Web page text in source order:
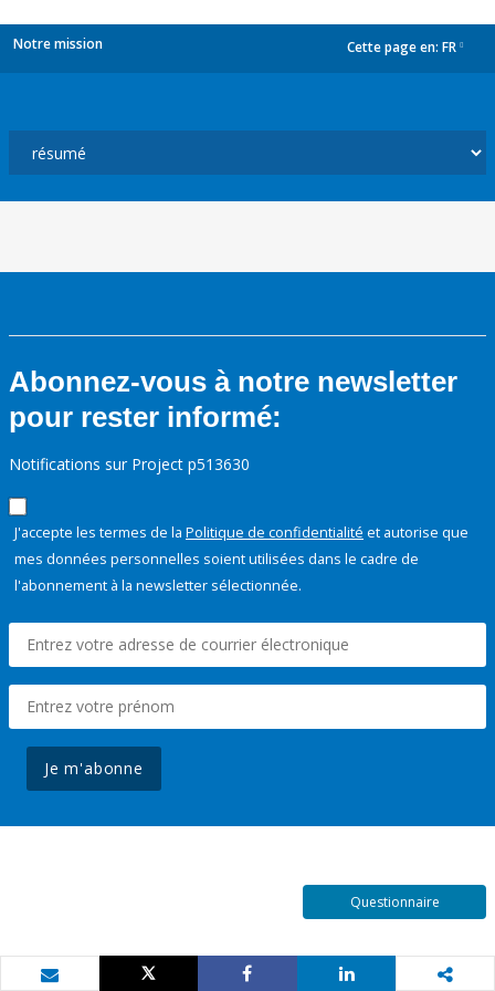
Notre mission Cette page en: FR
Abonnez-vous à notre newsletter
pour rester informé:
Notifications sur Project p513630
J'accepte les termes de la Politique de confidentialité et autorise que
mes données personnelles soient utilisées dans le cadre de
l'abonnement à la newsletter sélectionnée.
Je m'abonne
Questionnaire